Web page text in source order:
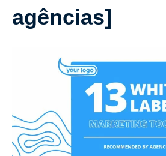
agências]